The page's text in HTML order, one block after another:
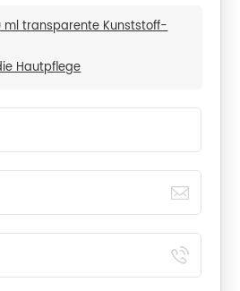
ml transparente Kunststoff-
Hautpflege